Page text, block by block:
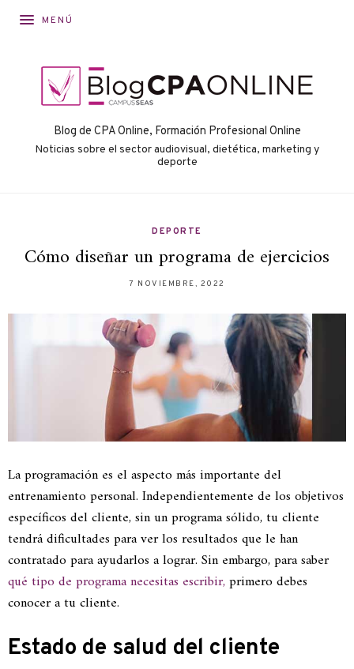
MENÚ
Blog de CPA Online, Formación Profesional Online
Noticias sobre el sector audiovisual, dietética, marketing y
deporte
DEPORTE
Cómo diseñar un programa de ejercicios
7 NOVIEMBRE, 2022
La programación es el aspecto más importante del
entrenamiento personal. Independientemente de los objetivos
específicos del cliente, sin un programa sólido, tu cliente
tendrá dificultades para ver los resultados que le han
contratado para ayudarlos a lograr. Sin embargo, para saber
qué tipo de programa necesitas escribir, primero debes
conocer a tu cliente.
Estado de salud del cliente